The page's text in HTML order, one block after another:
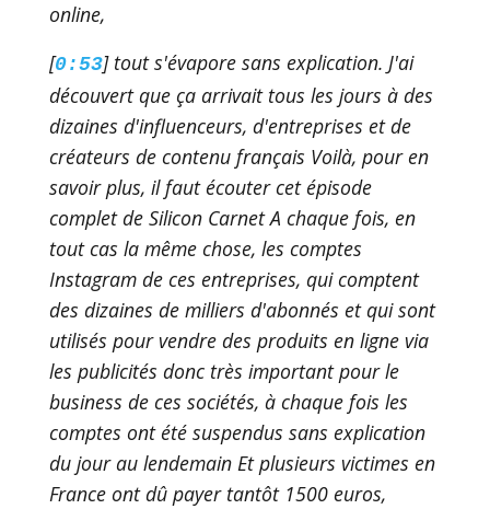
online,
[0:53] tout s'évapore sans explication. J'ai
découvert que ça arrivait tous les jours à des
dizaines d'influenceurs, d'entreprises et de
créateurs de contenu français Voilà, pour en
savoir plus, il faut écouter cet épisode
complet de Silicon Carnet A chaque fois, en
tout cas la même chose, les comptes
Instagram de ces entreprises, qui comptent
des dizaines de milliers d'abonnés et qui sont
utilisés pour vendre des produits en ligne via
les publicités donc très important pour le
business de ces sociétés, à chaque fois les
comptes ont été suspendus sans explication
du jour au lendemain Et plusieurs victimes en
France ont dû payer tantôt 1500 euros,